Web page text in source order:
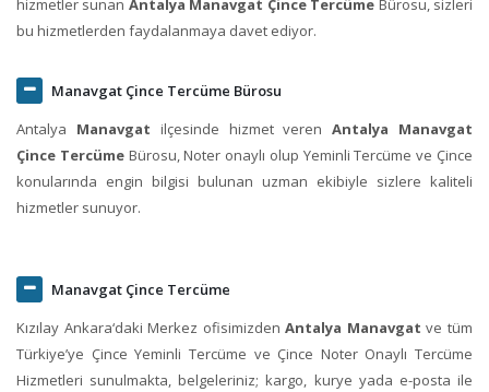
hizmetler sunan Antalya Manavgat Çince Tercüme Bürosu, sizleri
bu hizmetlerden faydalanmaya davet ediyor.
Manavgat Çince Tercüme Bürosu
Antalya Manavgat ilçesinde hizmet verenAntalya Manavgat
Çince TercümeBürosu, Noter onaylı olup Yeminli Tercüme ve Çince
konularında engin bilgisi bulunan uzman ekibiyle sizlere kaliteli
hizmetler sunuyor.
Manavgat Çince Tercüme
Kızılay Ankara‘daki Merkez ofisimizdenAntalya Manavgat ve tüm
Türkiye’ye Çince Yeminli Tercüme ve Çince Noter Onaylı Tercüme
Hizmetleri sunulmakta, belgeleriniz; kargo, kurye yada e-posta ile